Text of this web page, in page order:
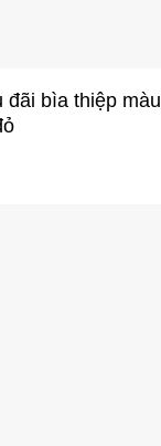
bìa thiệp màu